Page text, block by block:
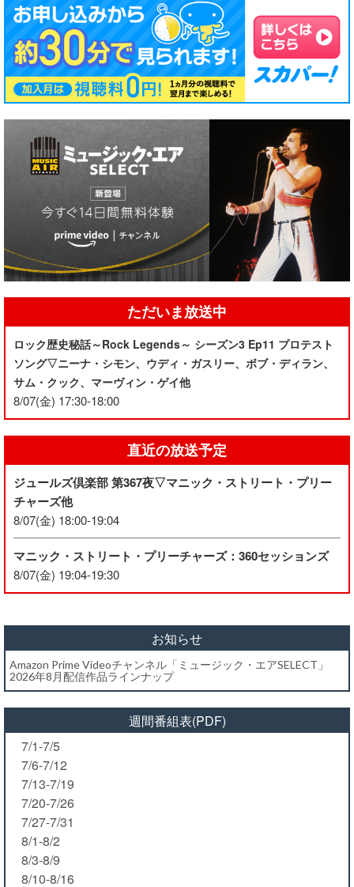
ただいま放送中
ロック歴史秘話～Rock Legends～ シーズン3 Ep11 プロテスト
ソング▽ニーナ・シモン、ウディ・ガスリー、ボブ・ディラン、
サム・クック、マーヴィン・ゲイ他
8/07(金) 17:30-18:00
直近の放送予定
ジュールズ倶楽部 第367夜▽マニック・ストリート・プリー
チャーズ他
8/07(金) 18:00-19:04
マニック・ストリート・プリーチャーズ：360セッションズ
8/07(金) 19:04-19:30
お知らせ
Amazon Prime Videoチャンネル「ミュージック・エアSELECT」
2026年8月配信作品ラインナップ
週間番組表(PDF)
7/1-7/5
7/6-7/12
7/13-7/19
7/20-7/26
7/27-7/31
8/1-8/2
8/3-8/9
8/10-8/16